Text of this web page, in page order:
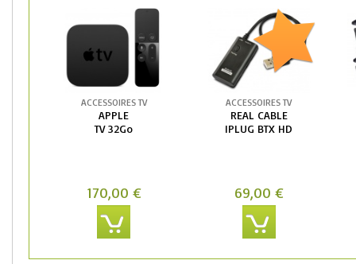
ACCESSOIRES TV
APPLE
TV 32Go
170,00 €
ACCESSOIRES TV
REAL CABLE
IPLUG BTX HD
69,00 €